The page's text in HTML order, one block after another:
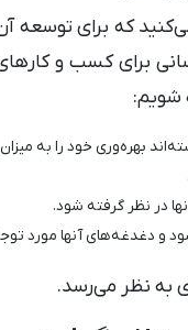
که برای توسعه
برای کسب و
شویم:
بهره‌وری خود را به
به نظر می‌رسد.